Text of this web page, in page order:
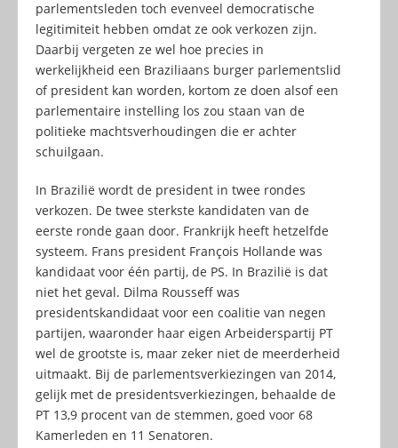
parlementsleden toch evenveel democratische
legitimiteit hebben omdat ze ook verkozen zijn.
Daarbij vergeten ze wel hoe precies in
werkelijkheid een Braziliaans burger parlementslid
of president kan worden, kortom ze doen alsof een
parlementaire instelling los zou staan van de
politieke machtsverhoudingen die er achter
schuilgaan.
In Brazilië wordt de president in twee rondes
verkozen. De twee sterkste kandidaten van de
eerste ronde gaan door. Frankrijk heeft hetzelfde
systeem. Frans president François Hollande was
kandidaat voor één partij, de PS. In Brazilië is dat
niet het geval. Dilma Rousseff was
presidentskandidaat voor een coalitie van negen
partijen, waaronder haar eigen Arbeiderspartij PT
wel de grootste is, maar zeker niet de meerderheid
uitmaakt. Bij de parlementsverkiezingen van 2014,
gelijk met de presidentsverkiezingen, behaalde de
PT 13,9 procent van de stemmen, goed voor 68
Kamerleden en 11 Senatoren.